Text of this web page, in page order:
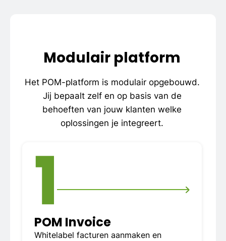
Modulair platform
Het POM-platform is modulair opgebouwd.
Jij bepaalt zelf en op basis van de
behoeften van jouw klanten welke
oplossingen je integreert.
1
POM Invoice
Whitelabel facturen aanmaken en